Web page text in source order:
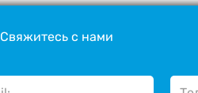
Свяжитесь с нами